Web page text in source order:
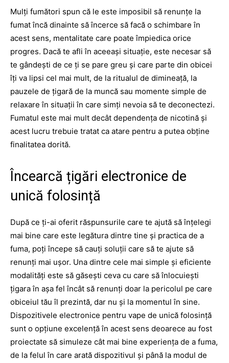
Mulți fumători spun că le este imposibil să renunțe la
fumat încă dinainte să încerce să facă o schimbare în
acest sens, mentalitate care poate împiedica orice
progres. Dacă te afli în aceeași situație, este necesar să
te gândești de ce ți se pare greu și care parte din obicei
îți va lipsi cel mai mult, de la ritualul de dimineață, la
pauzele de țigară de la muncă sau momente simple de
relaxare în situații în care simți nevoia să te deconectezi.
Fumatul este mai mult decât dependența de nicotină și
acest lucru trebuie tratat ca atare pentru a putea obține
finalitatea dorită.
Încearcă țigări electronice de
unică folosință
După ce ți-ai oferit răspunsurile care te ajută să înțelegi
mai bine care este legătura dintre tine și practica de a
fuma, poți începe să cauți soluții care să te ajute să
renunți mai ușor. Una dintre cele mai simple și eficiente
modalități este să găsești ceva cu care să înlocuiești
țigara în așa fel încât să renunți doar la pericolul pe care
obiceiul tău îl prezintă, dar nu și la momentul în sine.
Dispozitivele electronice pentru vape de unică folosință
sunt o opțiune excelență în acest sens deoarece au fost
proiectate să simuleze cât mai bine experiența de a fuma,
de la felul în care arată dispozitivul și până la modul de